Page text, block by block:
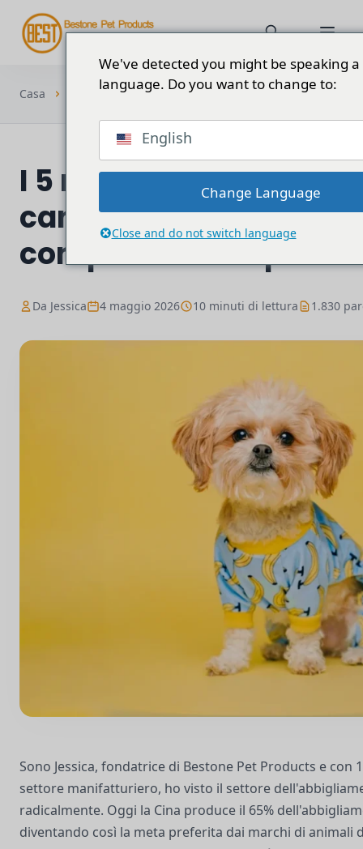
Casa
Top 5 migliori vestiti per cani Fornitore in
I 5 migliori produttori
cani in Cina: 2026
completa all'acquisto
Da Jessica 4 maggio 2026 10 minuti di lettura 1.830
Sono Jessica, fondatrice di Bestone Pet Products e con
settore manifatturiero, ho visto il settore
radicalmente. Oggi la Cina produce il 65%
diventando così la meta preferita dai marchi di animali
We've detected you might be speaking
language. Do you want to change to:
English
Change Language
Close and do not switch language